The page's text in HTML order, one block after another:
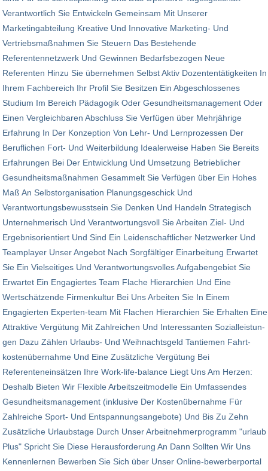
Verantwortlich Sie Entwickeln Gemeinsam Mit Unserer
Marketingabteilung Kreative Und Innovative Marketing- Und
Vertriebsmaßnahmen Sie Steuern Das Bestehende
Referentennetzwerk Und Gewinnen Bedarfsbezogen Neue
Referenten Hinzu Sie übernehmen Selbst Aktiv Dozententätigkeiten In
Ihrem Fachbereich Ihr Profil Sie Besitzen Ein Abgeschlossenes
Studium Im Bereich Pädagogik Oder Gesundheitsmanagement Oder
Einen Vergleichbaren Abschluss Sie Verfügen über Mehrjährige
Erfahrung In Der Konzeption Von Lehr- Und Lernprozessen Der
Beruflichen Fort- Und Weiterbildung Idealerweise Haben Sie Bereits
Erfahrungen Bei Der Entwicklung Und Umsetzung Betrieblicher
Gesundheitsmaßnahmen Gesammelt Sie Verfügen über Ein Hohes
Maß An Selbstorganisation Planungsgeschick Und
Verantwortungsbewusstsein Sie Denken Und Handeln Strategisch
Unternehmerisch Und Verantwortungsvoll Sie Arbeiten Ziel- Und
Ergebnisorientiert Und Sind Ein Leidenschaftlicher Netzwerker Und
Teamplayer Unser Angebot Nach Sorgfältiger Einarbeitung Erwartet
Sie Ein Vielseitiges Und Verant­wor­tungs­volles Aufgabengebiet Sie
Erwartet Ein Engagiertes Team Flache Hierarchien Und Eine
Wertschätzende Firmen­kultur Bei Uns Arbeiten Sie In Einem
Engagierten Experten-team Mit Flachen Hierarchien Sie Erhalten Eine
Attraktive Vergütung Mit Zahlreichen Und Interessanten Sozial­leis­tun­
gen Dazu Zählen Urlaubs- Und Weihnachtsgeld Tantiemen Fahrt­
kosten­über­nahme Und Eine Zusätzliche Vergütung Bei
Referenteneinsätzen Ihre Work-life-balance Liegt Uns Am Herzen:
Deshalb Bieten Wir Flexible Arbeits­zeit­modelle Ein Umfassendes
Gesundheitsmanagement (inklusive Der Kosten­über­nahme Für
Zahlreiche Sport- Und Entspannungsangebote) Und Bis Zu Zehn
Zusätz­liche Urlaubstage Durch Unser Arbeitnehmerprogramm "urlaub
Plus" Spricht Sie Diese Herausforderung An Dann Sollten Wir Uns
Kennenlernen Bewerben Sie Sich über Unser Online-bewerberportal